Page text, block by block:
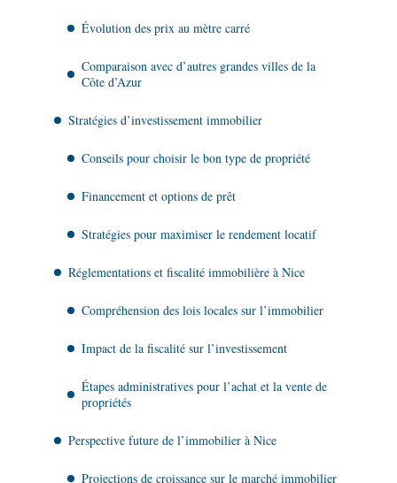
Évolution des prix au mètre carré
Comparaison avec d’autres grandes villes de la
Côte d’Azur
Stratégies d’investissement immobilier
Conseils pour choisir le bon type de propriété
Financement et options de prêt
Stratégies pour maximiser le rendement locatif
Réglementations et fiscalité immobilière à Nice
Compréhension des lois locales sur l’immobilier
Impact de la fiscalité sur l’investissement
Étapes administratives pour l’achat et la vente de
propriétés
Perspective future de l’immobilier à Nice
Projections de croissance sur le marché immobilier